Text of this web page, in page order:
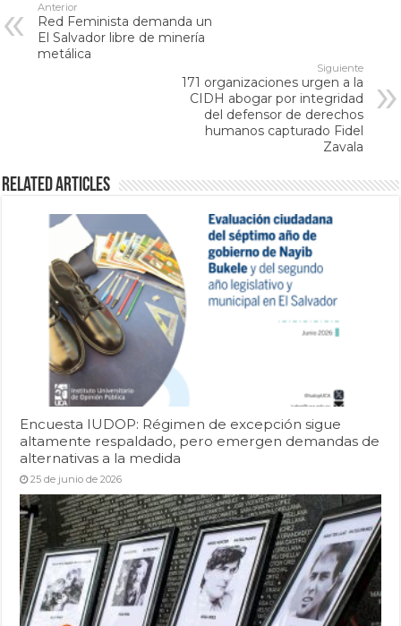
Anterior
Red Feminista demanda un
El Salvador libre de minería
metálica
Siguiente
171 organizaciones urgen a la
CIDH abogar por integridad
del defensor de derechos
humanos capturado Fidel
Zavala
Related Articles
Encuesta IUDOP: Régimen de excepción sigue
altamente respaldado, pero emergen demandas de
alternativas a la medida
25 de junio de 2026